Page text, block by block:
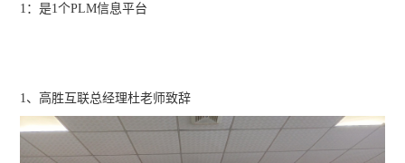
1：是1个PLM信息平台
1、高胜互联总经理杜老师致辞